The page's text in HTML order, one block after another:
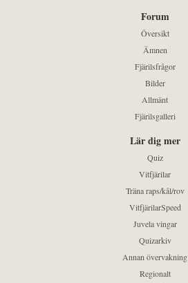
Forum
Översikt
Ämnen
Fjärilsfrågor
Bilder
Allmänt
Fjärilsgalleri
Lär dig mer
Quiz
Vitfjärilar
Träna raps/kål/rov
VitfjärilarSpeed
Juvela vingar
Quizarkiv
Annan övervakning
Regionalt